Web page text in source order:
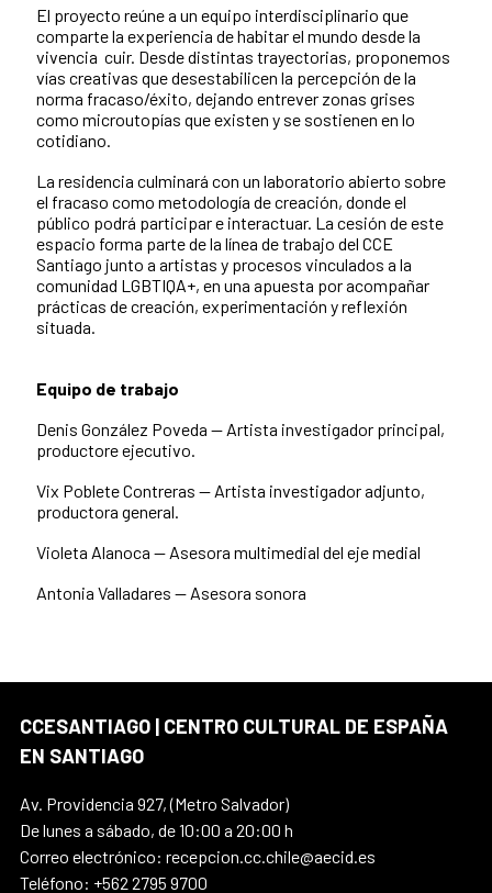
El proyecto reúne a un equipo interdisciplinario que
comparte la experiencia de habitar el mundo desde la
vivencia cuir. Desde distintas trayectorias, proponemos
vías creativas que desestabilicen la percepción de la
norma fracaso/éxito, dejando entrever zonas grises
como microutopías que existen y se sostienen en lo
cotidiano.
La residencia culminará con un laboratorio abierto sobre
el fracaso como metodología de creación, donde el
público podrá participar e interactuar. La cesión de este
espacio forma parte de la línea de trabajo del CCE
Santiago junto a artistas y procesos vinculados a la
comunidad LGBTIQA+, en una apuesta por acompañar
prácticas de creación, experimentación y reflexión
situada.
Equipo de trabajo
Denis González Poveda — Artista investigador principal,
productore ejecutivo.
Vix Poblete Contreras — Artista investigador adjunto,
productora general.
Violeta Alanoca — Asesora multimedial del eje medial
Antonia Valladares — Asesora sonora
CCESANTIAGO | CENTRO CULTURAL DE ESPAÑA
EN SANTIAGO
Av. Providencia 927, (Metro Salvador)
De lunes a sábado, de 10:00 a 20:00 h
Correo electrónico: recepcion.cc.chile@aecid.es
Teléfono: +562 2795 9700